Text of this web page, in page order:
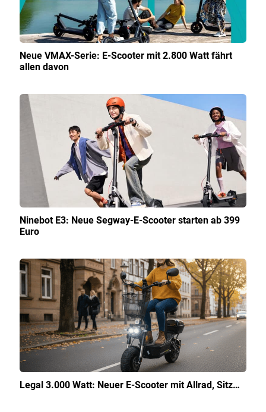
Neue VMAX-Serie: E-Scooter mit 2.800 Watt fährt
allen davon
Ninebot E3: Neue Segway-E-Scooter starten ab 399
Euro
Legal 3.000 Watt: Neuer E-Scooter mit Allrad, Sitz…